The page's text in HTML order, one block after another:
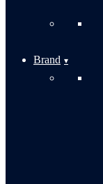
Brand